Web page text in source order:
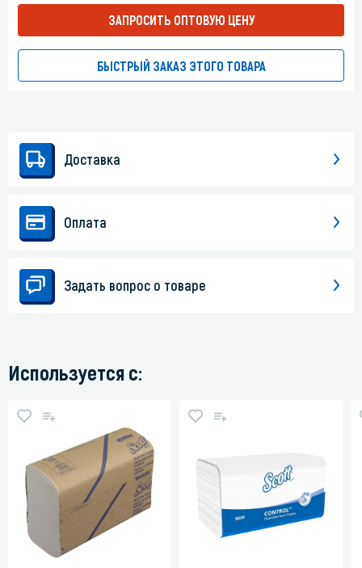
ЗАПРОСИТЬ ОПТОВУЮ ЦЕНУ
БЫСТРЫЙ ЗАКАЗ ЭТОГО ТОВАРА
Доставка
Оплата
Задать вопрос о товаре
Используется с: